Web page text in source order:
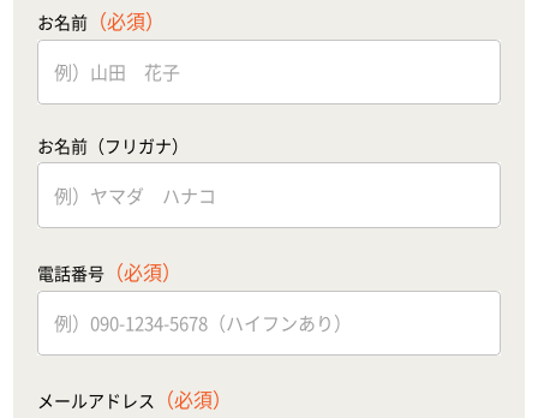
お名前 （必須）
お名前（フリガナ）
電話番号 （必須）
メールアドレス （必須）